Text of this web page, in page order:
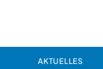
AKTUELLES